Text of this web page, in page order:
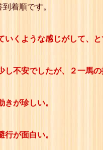
着順です。
いくような感じがして、
し不安でしたが、２一馬の
が珍しい。
が面白い。